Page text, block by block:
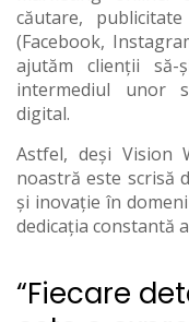
căutare,
(Facebook,
ajutăm clienții să-
intermediul unor
digital.
Astfel, deși Vision
noastră este scrisă
și inovație în
dedicația constantă
“Fiecare